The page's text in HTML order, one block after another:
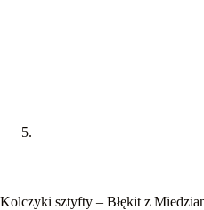
Kolczyki sztyfty – Błękit z